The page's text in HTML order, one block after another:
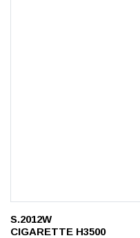
S.2012W
CIGARETTE H3500